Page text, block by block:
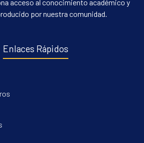
acceso al conocimiento académico y
por nuestra comunidad.
Enlaces Rápidos